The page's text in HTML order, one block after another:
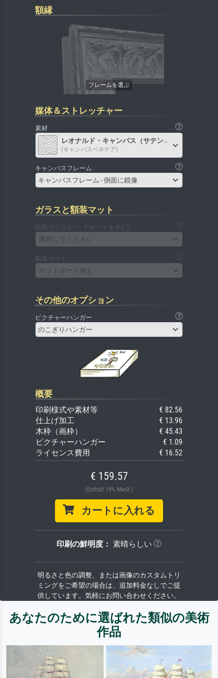
額縁
媒体＆ストレッチャー
素材
レオナルド・キャンバス（サテン）
(キャンバスベネチア)
キャンバスフレーム
キャンバスフレーム - 側面に鏡像
ガラスと額装マット
額用ガラス (バックボードを含む)
選択してください
額装マット
マットボード無し
その他のオプション
ピクチャーハンガー
のこぎりハンガー
概要
印刷様式や素材等
€ 82.56
仕上げ加工
€ 13.96
木枠（画枠）
€ 45.43
ピクチャーハンガー
€ 1.09
ライセンス費用
€ 16.52
€ 159.57
(Enthält 19% MwSt.)
カートに入れる
印刷の鮮明度： 素晴らしい
明るさと色の調整、または画像のカスタムトリ
ミングをご希望の場合は、追加料金なしでご提
供しています。気軽にお問い合わせください。
あなたのために選ばれた類似の美術
作品